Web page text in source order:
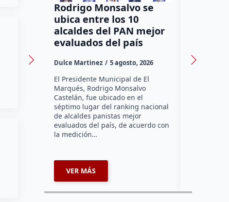
Rodrigo Monsalvo se
ubica entre los 10
alcaldes del PAN mejor
evaluados del país
Dulce Martinez 5 agosto, 2026
El Presidente Municipal de El
Marqués, Rodrigo Monsalvo
Castelán, fue ubicado en el
séptimo lugar del ranking nacional
de alcaldes panistas mejor
evaluados del país, de acuerdo con
la medición…
VER MÁS
Dulce